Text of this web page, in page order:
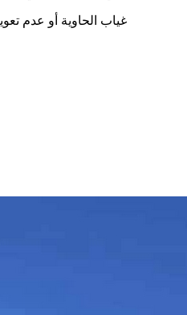
غياب الحاوية أو عدم